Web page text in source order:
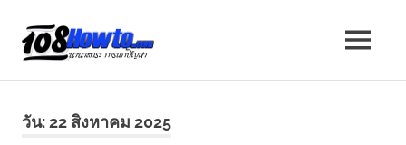
content
HOW
TO
รู้
MENU
วัน:22 สิงหาคม 2025